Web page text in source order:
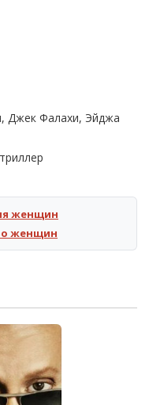
Джек Фалахи, Эйджа
женщин
женщин